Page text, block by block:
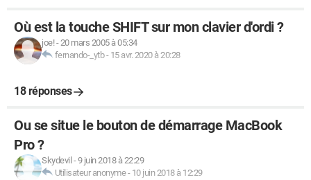
Où est la touche SHIFT sur mon clavier d'ordi ?
joe!-20 mars 2005 à 05:34
fernando-_ytb- 15 avr. 2020 à 20:28
18 réponses
Ou se situe le bouton de démarrage MacBook
Pro ?
Skydevil -9 juin 2018 à 22:29
Utilisateur anonyme- 10 juin 2018 à 12:29